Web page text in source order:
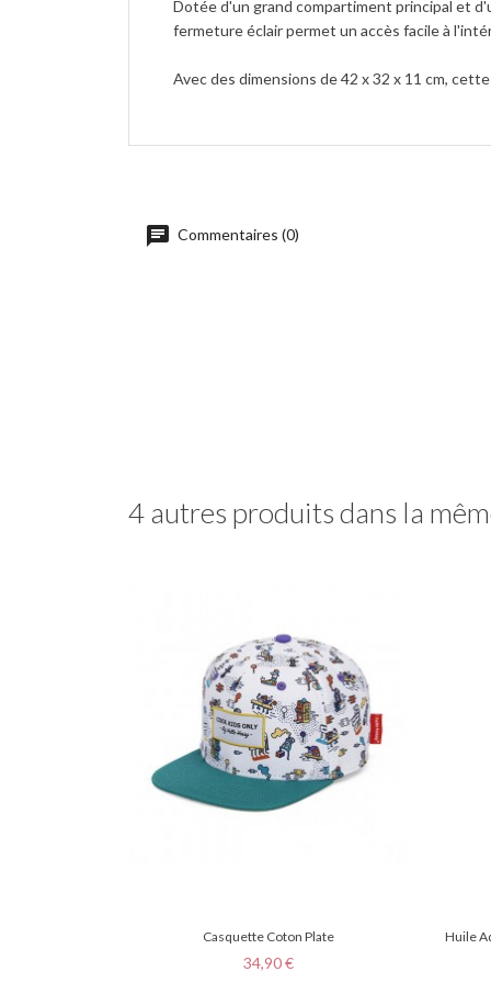
Dotée d'un grand compartiment principal et
fermeture éclair permet un accès facile à
Avec des dimensions de 42 x 32 x 11 cm,
Commentaires (0)
4 autres produits dans la
Casquette Coton Plate
Prix
34,90 €
Huile